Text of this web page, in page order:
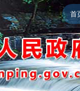
首